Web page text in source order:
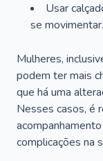
Usar
se movimentar.
Mulheres,
podem ter mais
que há uma
Nesses casos, é
complicações na